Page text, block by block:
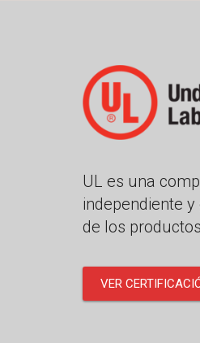
UL es una
independiente
de los
VER